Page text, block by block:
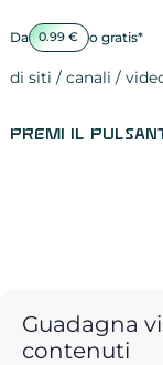
Da 0.99 € o gratis*
di siti / canali /
Premi il
Guadagna
contenuti